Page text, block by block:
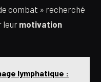
combat » recherché
leur motivation
lymphatique :